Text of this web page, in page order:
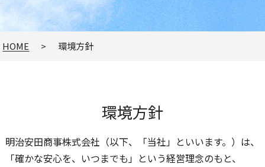
HOME 環境方針
環境方針
明治安田商事株式会社（以下、「当社」といいます。）は、
「確かな安心を、いつまでも」という経営理念のもと、